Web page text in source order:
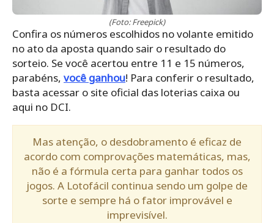
(Foto: Freepick)
Confira os números escolhidos no volante emitido
no ato da aposta quando sair o resultado do
sorteio. Se você acertou entre 11 e 15 números,
parabéns, você ganhou! Para conferir o resultado,
basta acessar o site oficial das loterias caixa ou
aqui no DCI.
Mas atenção, o desdobramento é eficaz de
acordo com comprovações matemáticas, mas,
não é a fórmula certa para ganhar todos os
jogos. A Lotofácil continua sendo um golpe de
sorte e sempre há o fator improvável e
imprevisível.